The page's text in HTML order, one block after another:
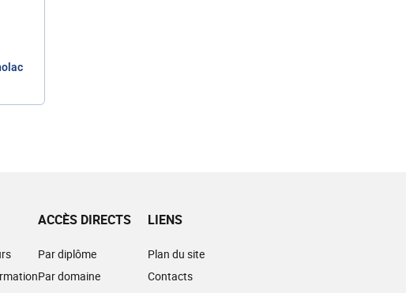
ACCÈS DIRECTS
Par diplôme
Par domaine
LIENS
Plan du site
Contacts